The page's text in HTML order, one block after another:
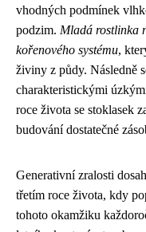
vhodných podmínek
podzim. Mladá rostlinka
kořenového systému,
živiny z půdy. Následně
charakteristickými
roce života se stoklasek
budování dostatečné
Generativní zralosti
třetím roce života, kdy
tohoto okamžiku